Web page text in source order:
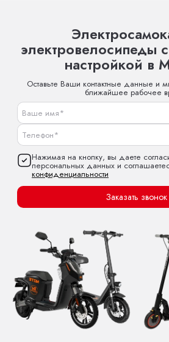
электровелосипеды
настройкой в
Оставьте Ваши контактные данные и
ближайшее рабочее
Нажимая на кнопку, вы даете
персональных данных и
конфиденциальности
Заказать звонок